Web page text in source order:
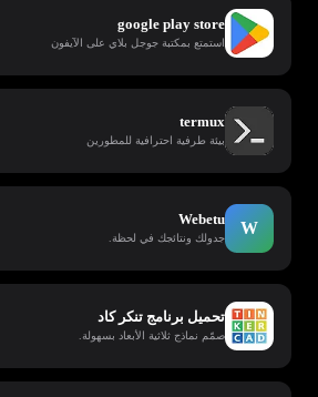
google play store
استمتع بمكتبة جوجل بلاي على الآيفون
termux
بيئة طرفية احترافية للمطورين
W
Webetu
جدولك ونتائجك في لحظة.
تحميل برنامج تنكر كاد
صمّم نماذج ثلاثية الأبعاد بسهولة.